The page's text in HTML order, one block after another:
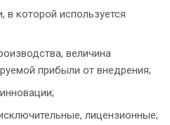
в которой используется
величина
прибыли от внедрения;
лицензионные;